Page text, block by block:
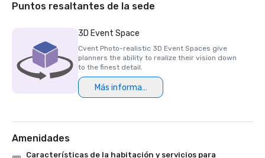
Puntos resaltantes de la sede
3D Event Space
Cvent Photo-realistic 3D Event Spaces give
planners the ability to realize their vision down
to the finest detail.
Más información
Amenidades
Características de la habitación y servicios para